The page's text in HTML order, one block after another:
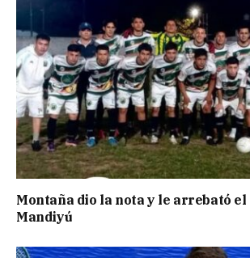
Montaña dio la nota y le arrebató
Mandiyú